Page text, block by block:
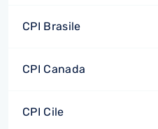
CPI Brasile
CPI Canada
CPI Cile